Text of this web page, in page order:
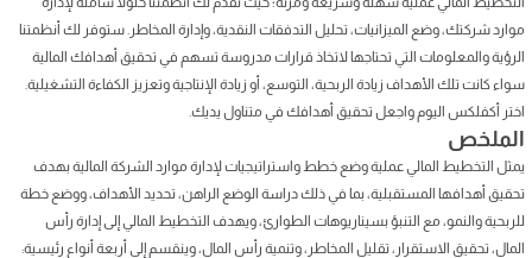
موارد شركتك، وضع الميزانيات، تحليل التدفقات النقدية، وإدارة المخاطر. ستوفر لك أنظمتنا
الرؤية والمعلومات التي تحتاجها لاتخاذ قرارات مدروسة تسهم في تحقيق أهدافك المالية
سواء كانت تلك الأهداف زيادة الربحية، التوسع، أو زيادة الإنتاجية وتعزيز الكفاءة التشغيلية.
اختر أكفلكس اليوم واجعل تحقيق أهدافك في متناول يديك.
الملخص
يمثل التخطيط المالي عملية وضع خطط واستراتيجيات لإدارة موارد الشركة المالية بهدف
تحقيق أهدافها المستقبلية، بما في ذلك دراسة الوضع الراهن، تحديد الأهداف، ووضع خطة
للربحية والنمو، مع التنبؤ بسيناريوهات الطوارئ، ويهدف التخطيط المالي إلى إدارة رأس
المال، تحقيق الاستقرار، تقليل المخاطر، وتنمية رأس المال، وينقسم إلى أربعة أنواع رئيسية: